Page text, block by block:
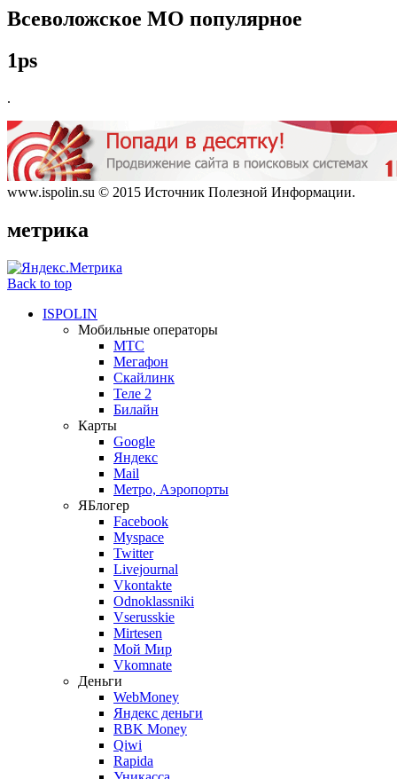
Всеволожское МО популярное
1ps
.
www.ispolin.su © 2015 Источник Полезной Информации.
метрика
Back to top
ISPOLIN
Мобильные операторы
МТС
Мегафон
Скайлинк
Теле 2
Билайн
Карты
Google
Яндекс
Mail
Метро, Аэропорты
ЯБлогер
Facebook
Myspace
Twitter
Livejournal
Vkontakte
Odnoklassniki
Vserusskie
Mirtesen
Мой Мир
Vkomnate
Деньги
WebMoney
Яндекс деньги
RBK Money
Qiwi
Rapida